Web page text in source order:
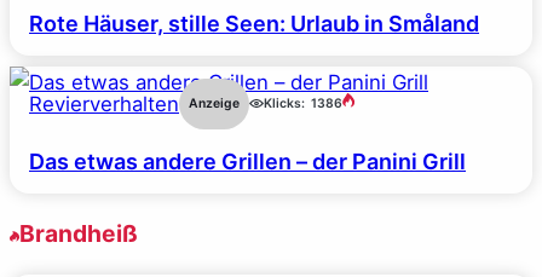
Rote Häuser, stille Seen: Urlaub in Småland
Revierverhalten Anzeige Klicks: 1386
Das etwas andere Grillen – der Panini Grill
Brandheiß